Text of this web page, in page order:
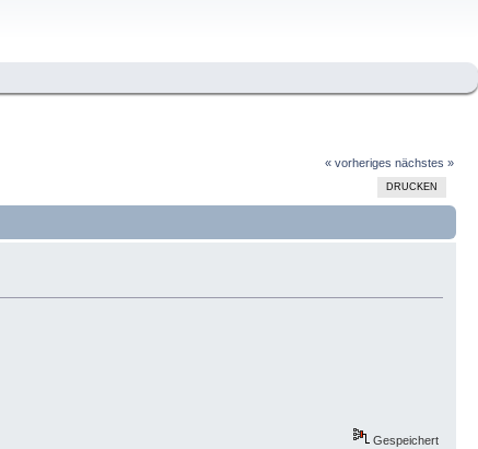
« vorheriges nächstes »
DRUCKEN
Gespeichert